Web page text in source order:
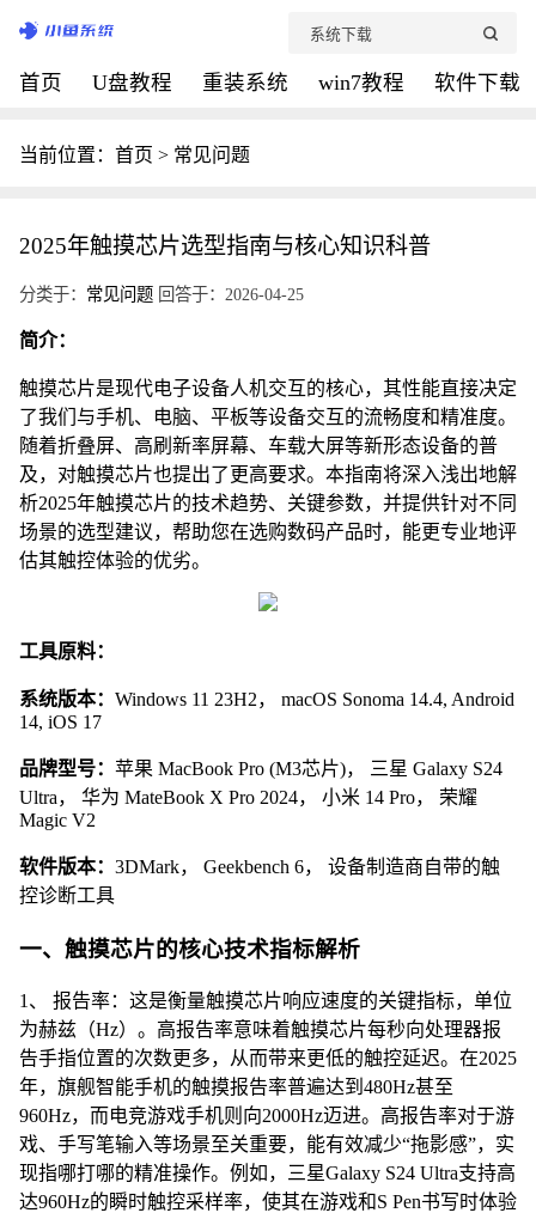
首页 U盘教程 重装系统 win7教程 软件下载
当前位置： 首页 > 常见问题
2025年触摸芯片选型指南与核心知识科普
分类于： 常见问题 回答于：2026-04-25
简介：
触摸芯片是现代电子设备人机交互的核心，其性能直接决定
了我们与手机、电脑、平板等设备交互的流畅度和精准度。
随着折叠屏、高刷新率屏幕、车载大屏等新形态设备的普
及，对触摸芯片也提出了更高要求。本指南将深入浅出地解
析2025年触摸芯片的技术趋势、关键参数，并提供针对不同
场景的选型建议，帮助您在选购数码产品时，能更专业地评
估其触控体验的优劣。
工具原料：
系统版本： Windows 11 23H2， macOS Sonoma 14.4, Android
14, iOS 17
品牌型号： 苹果 MacBook Pro (M3芯片)， 三星 Galaxy S24
Ultra， 华为 MateBook X Pro 2024， 小米 14 Pro， 荣耀
Magic V2
软件版本： 3DMark， Geekbench 6， 设备制造商自带的触
控诊断工具
一、触摸芯片的核心技术指标解析
1、 报告率：这是衡量触摸芯片响应速度的关键指标，单位
为赫兹（Hz）。高报告率意味着触摸芯片每秒向处理器报
告手指位置的次数更多，从而带来更低的触控延迟。在2025
年，旗舰智能手机的触摸报告率普遍达到480Hz甚至
960Hz，而电竞游戏手机则向2000Hz迈进。高报告率对于游
戏、手写笔输入等场景至关重要，能有效减少“拖影感”，实
现指哪打哪的精准操作。例如，三星Galaxy S24 Ultra支持高
达960Hz的瞬时触控采样率，使其在游戏和S Pen书写时体验